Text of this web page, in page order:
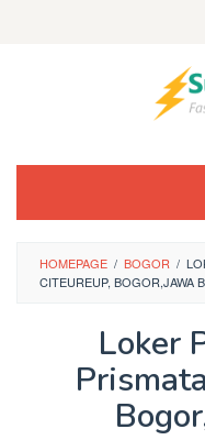
HOMEPAGE / BOGOR /
CITEUREUP, BOGOR,JAWA
Loker